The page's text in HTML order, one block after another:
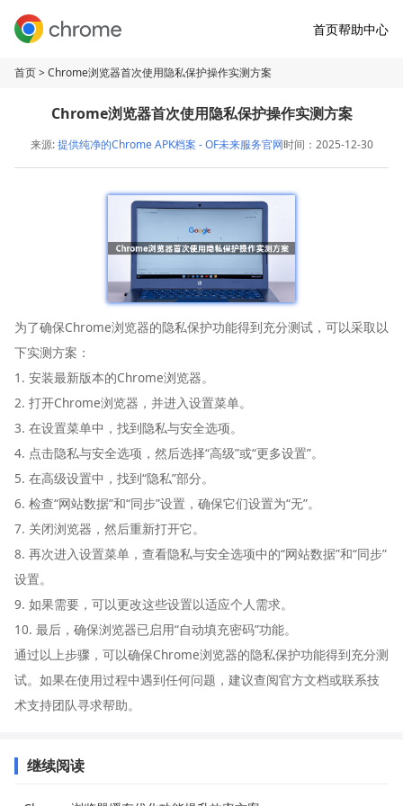
首页帮助中心
首页> Chrome浏览器首次使用隐私保护操作实测方案
Chrome浏览器首次使用隐私保护操作实测方案
来源:提供纯净的Chrome APK档案 - OF未来服务官网时间：2025-12-30
为了确保Chrome浏览器的隐私保护功能得到充分测试，可以采取以
下实测方案：
1. 安装最新版本的Chrome浏览器。
2. 打开Chrome浏览器，并进入设置菜单。
3. 在设置菜单中，找到隐私与安全选项。
4. 点击隐私与安全选项，然后选择“高级”或“更多设置”。
5. 在高级设置中，找到“隐私”部分。
6. 检查“网站数据”和“同步”设置，确保它们设置为“无”。
7. 关闭浏览器，然后重新打开它。
8. 再次进入设置菜单，查看隐私与安全选项中的“网站数据”和“同步”
设置。
9. 如果需要，可以更改这些设置以适应个人需求。
10. 最后，确保浏览器已启用“自动填充密码”功能。
通过以上步骤，可以确保Chrome浏览器的隐私保护功能得到充分测
试。如果在使用过程中遇到任何问题，建议查阅官方文档或联系技
术支持团队寻求帮助。
继续阅读